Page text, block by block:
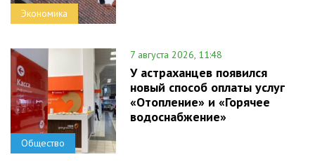
Экономика
Общество
7 августа 2026, 11:48
У астраханцев появился
новый способ оплаты услуг
«Отопление» и «Горячее
водоснабжение»